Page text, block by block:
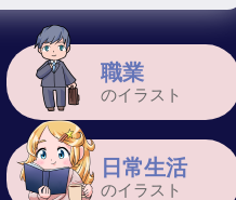
職業
のイラスト
日常生活
のイラスト